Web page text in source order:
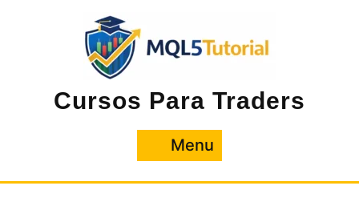
Cursos Para Traders
Menu